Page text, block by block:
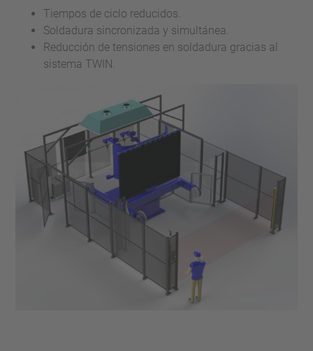
Tiempos de ciclo reducidos.
Soldadura sincronizada y simultánea.
Reducción de tensiones en soldadura gracias al
sistema TWIN.